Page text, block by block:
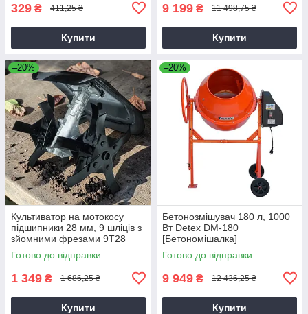
329 ₴ 411,25 ₴
Купити
9 199 ₴ 11 498,75 ₴
Купити
–20%
Культиватор на мотокосу
підшипники 28 мм, 9 шліців з
зйомними фрезами 9T28
Готово до відправки
1 349 ₴ 1 686,25 ₴
Купити
–20%
Бетонозмішувач 180 л, 1000
Вт Detex DM-180
[Бетономішалка]
Готово до відправки
9 949 ₴ 12 436,25 ₴
Купити